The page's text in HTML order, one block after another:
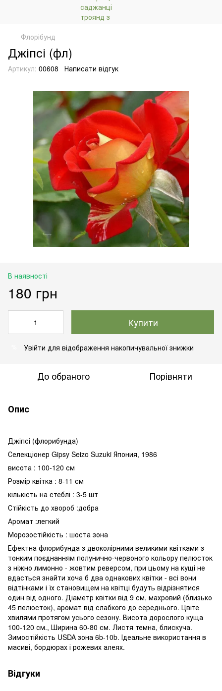
Флорібунд
Джіпсі (фл)
Артикул: 00608 Написати відгук
В наявності
180 грн
Купити
Увійти для відображення накопичувальної знижки
До обраного Порівняти
Опис
Джіпсі (флорибунда)
Селекціонер Gipsy Seizo Suzuki Япония, 1986
висота : 100-120 см
Розмір квітка : 8-11 см
кількість на стеблі : 3-5 шт
Стійкість до хвороб :добра
Аромат :легкий
Морозостійкість : шоста зона
Ефектна флорибунда з двоколірними великими квітками з
тонким поєднанням полунично-червоного кольору пелюсток
з ніжно лимонно - жовтим реверсом, при цьому на кущі не
вдасться знайти хоча б два однакових квітки - всі вони
відтінками і їх становищем на квітці будуть відрізнятися
один від одного. Діаметр квітки від 9 см, махровий (близько
45 пелюсток), аромат від слабкого до середнього. Цвіте
хвилями протягом усього сезону. Висота дорослого куща
100-120 см., Ширина 60-80 см. Листя темна, блискуча.
Зимостійкість USDA зона 6b-10b. Ідеальне використання в
масиві, бордюрах і рожевих алеях.
Відгуки